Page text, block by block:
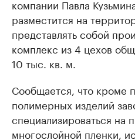
компании Павла
разместится на
представлять собой
комплекс из 4 цехов
10 тыс. кв. м.
Сообщается, что кроме
полимерных изделий
специализироваться на
многослойной пленки,